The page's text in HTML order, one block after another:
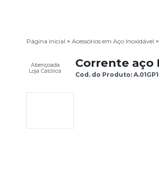
Página Inicial > Acessórios em Aço Inoxidável >
Abençoada
Loja Católica
Corrente aço
Cod. do Produto: